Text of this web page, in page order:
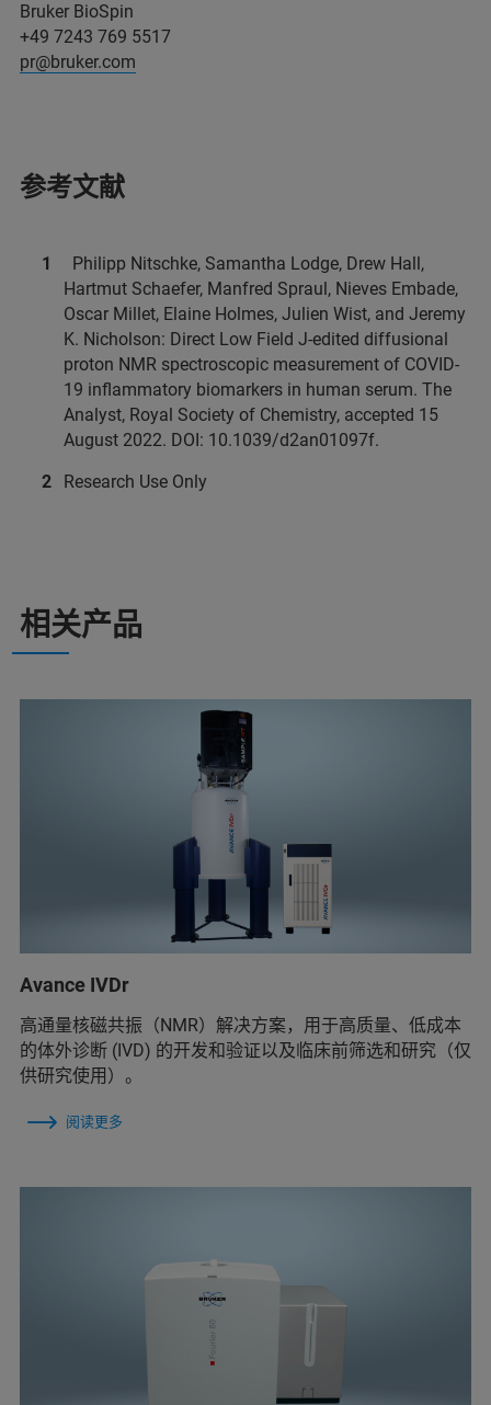
Bruker BioSpin
+49 7243 769 5517
pr@bruker.com
参考文献
Philipp Nitschke, Samantha Lodge, Drew Hall,
Hartmut Schaefer, Manfred Spraul, Nieves Embade,
Oscar Millet, Elaine Holmes, Julien Wist, and Jeremy
K. Nicholson: Direct Low Field J-edited diffusional
proton NMR spectroscopic measurement of COVID-
19 inflammatory biomarkers in human serum. The
Analyst, Royal Society of Chemistry, accepted 15
August 2022. DOI: 10.1039/d2an01097f.
Research Use Only
相关产品
Avance IVDr
高通量核磁共振（NMR）解决方案，用于高质量、低成本
的体外诊断 (IVD) 的开发和验证以及临床前筛选和研究（仅
供研究使用）。
阅读更多